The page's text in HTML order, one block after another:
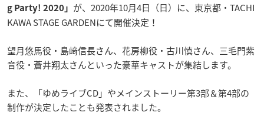
g Party! 2020」 が、2020年10月4日（日）に、東京都・TACHI
KAWA STAGE GARDENにて開催決定！
望月悠馬役・島﨑信長さん、花房柳役・古川慎さん、三毛門紫
音役・蒼井翔太さんといった豪華キャストが集結します。
また、「ゆめライブCD」やメインストーリー第3部＆第4部の
制作が決定したことも発表されました。